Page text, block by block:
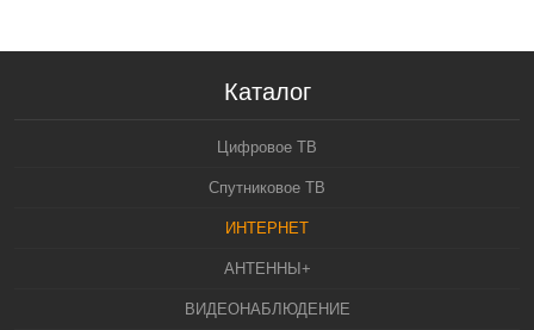
Каталог
Цифровое ТВ
Спутниковое ТВ
ИНТЕРНЕТ
АНТЕННЫ+
ВИДЕОНАБЛЮДЕНИЕ